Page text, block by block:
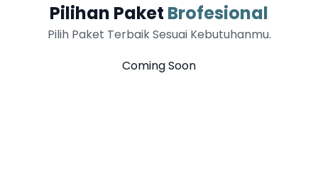
Pilihan Paket Brofesional
Pilih Paket Terbaik Sesuai Kebutuhanmu.
Coming Soon